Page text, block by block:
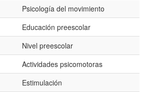
Psicología del movimiento
Educación preescolar
Nivel preescolar
Actividades psicomotoras
Estimulación